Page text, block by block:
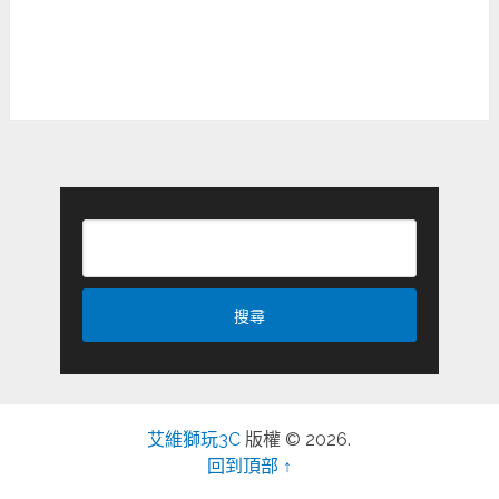
艾維獅玩3C 版權 © 2026.
回到頂部 ↑